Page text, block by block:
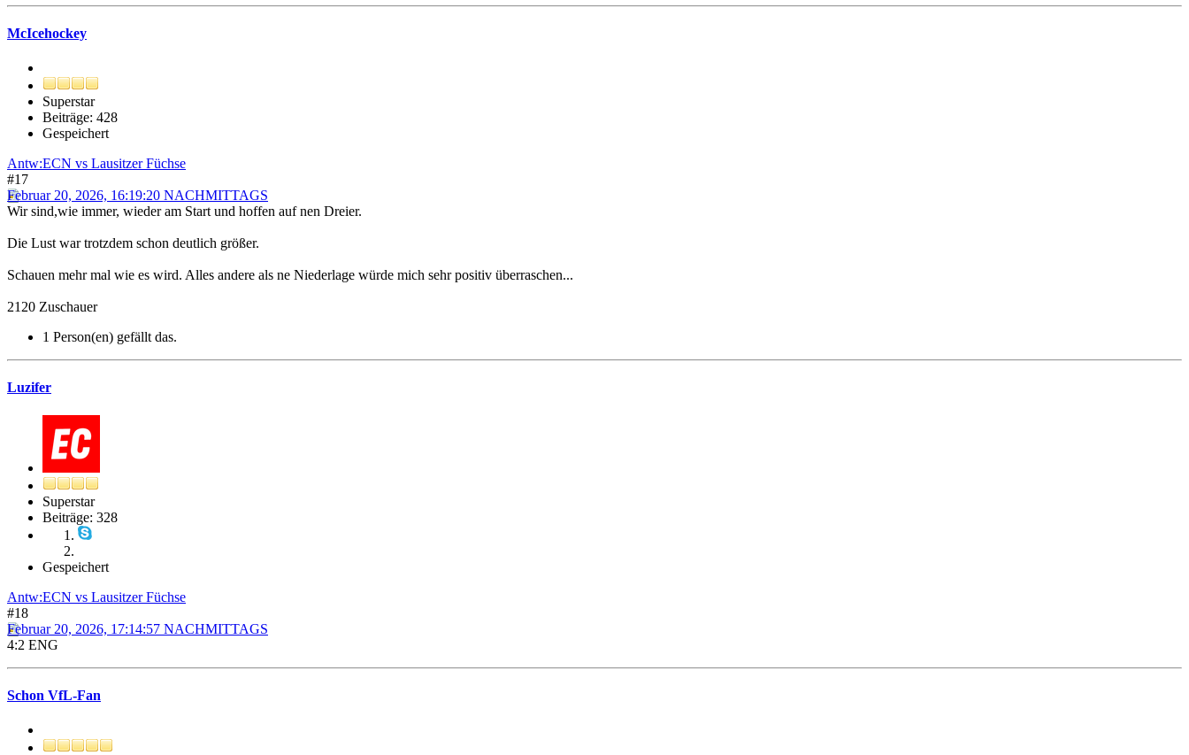
McIcehockey
Superstar
Beiträge: 428
Gespeichert
Antw:ECN vs Lausitzer Füchse
#17
Februar 20, 2026, 16:19:20 NACHMITTAGS
Wir sind,wie immer, wieder am Start und hoffen auf nen Dreier.
Die Lust war trotzdem schon deutlich größer.
Schauen mehr mal wie es wird. Alles andere als ne Niederlage würde mich sehr positiv überraschen...
2120 Zuschauer
1 Person(en) gefällt das.
Luzifer
Superstar
Beiträge: 328
Gespeichert
Antw:ECN vs Lausitzer Füchse
#18
Februar 20, 2026, 17:14:57 NACHMITTAGS
4:2 ENG
Schon VfL-Fan